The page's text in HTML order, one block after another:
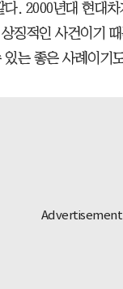
. 2000년대 현대
징적인 사건이기
는 좋은 사례이기